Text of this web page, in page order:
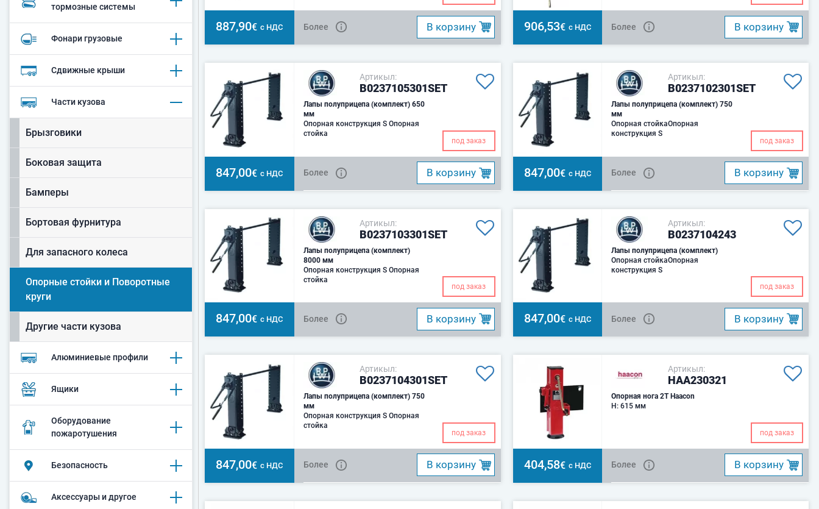
тормозные системы
Фонари грузовые
Сдвижные крыши
Части кузова
Брызговики
Боковая защита
Бамперы
Бортовая фурнитура
Для запасного колеса
Опорные стойки и Поворотные
круги
Другие части кузова
Алюминиевые профили
Ящики
Оборудование
пожаротушения
Безопасность
Аксессуары и другое
887,90€ с НДС Более B корзину 906,53€ с НДС Более B корзину
Артикыл:
B0237105301SET
Лапы полуприцепа (комплект) 650
мм
Опорная конструкция S Опорная
стойка
под заказ
847,00€ с НДС Более B корзину
Артикыл:
B0237102301SET
Лапы полуприцепа (комплект) 750
мм
Опорная стойкаОпорная
конструкция S
под заказ
847,00€ с НДС Более B корзину
Артикыл:
B0237103301SET
Лапы полуприцепа (комплект)
8000 мм
Опорная конструкция S Опорная
стойка
под заказ
847,00€ с НДС Более B корзину
Артикыл:
B0237104243
Лапы полуприцепа (комплект)
Опорная стойкаОпорная
конструкция S
под заказ
847,00€ с НДС Более B корзину
Артикыл:
B0237104301SET
Лапы полуприцепа (комплект) 750
мм
Опорная конструкция S Опорная
стойка
под заказ
847,00€ с НДС Более B корзину
Артикыл:
HAA230321
Опорная нога 2Т Haacon
H: 615 мм
под заказ
404,58€ с НДС Более B корзину